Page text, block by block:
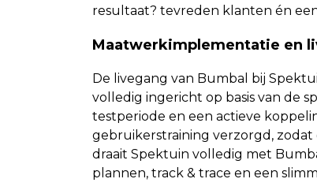
resultaat? tevreden klanten én
Maatwerkimplementatie en
De livegang van Bumbal bij
volledig ingericht op basis van de
testperiode en een actieve
gebruikerstraining verzorgd,
draait Spektuin volledig met
plannen, track & trace en een